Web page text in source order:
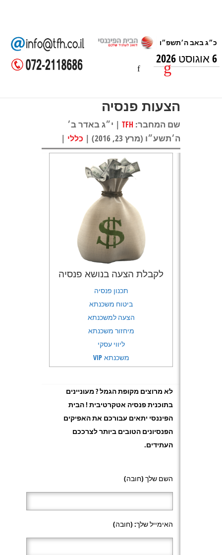
6 אוגוסט 2026
הצעות פנסיה
שם המחבר: TFH | י״ג באדר ב׳
ה׳תשע״ו (מרץ 23, 2016) |
כללי |
לקבלת הצעה בנושא פנסיה
תכנון פנסיה
ביטוח משכנתא
הצעה למשכנתא
מיחזור משכנתא
ליווי עסקי
משכנתא VIP
לא מרוצים מקופת הגמל ? מעוניינים
בתוכנית פנסיה אטקרטיבית ! הבית
הפיננסי יתאים עבורכם את האפיקים
הפנסיונים הטובים ביותר לצרככם
העתידים.
השם שלך (חובה)
האימייל שלך: (חובה)